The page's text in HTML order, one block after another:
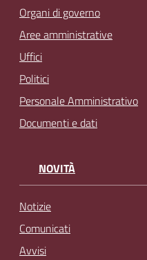
n
e
Tutti
gli
argomenti...
su
Organi di governo
Aree amministrative
Uffici
Politici
Personale Amministrativo
Documenti e dati
NOVITÀ
Notizie
Comunicati
Avvisi